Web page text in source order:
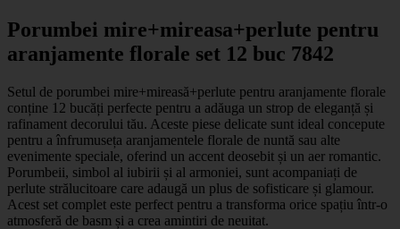
Porumbei mire+mireasa+perlute pentru
aranjamente florale set 12 buc 7842
Setul de porumbei mire+mireasă+perlute pentru aranjamente florale
conține 12 bucăți perfecte pentru a adăuga un strop de eleganță și
rafinament decorului tău. Aceste piese delicate sunt ideal concepute
pentru a înfrumuseța aranjamentele florale de nuntă sau alte
evenimente speciale, oferind un accent deosebit și un aer romantic.
Porumbeii, simbol al iubirii și al armoniei, sunt acompaniați de
perlute strălucitoare care adaugă un plus de sofisticare și glamour.
Acest set complet este perfect pentru a transforma orice spațiu într-o
atmosferă de basm și a crea amintiri de neuitat.